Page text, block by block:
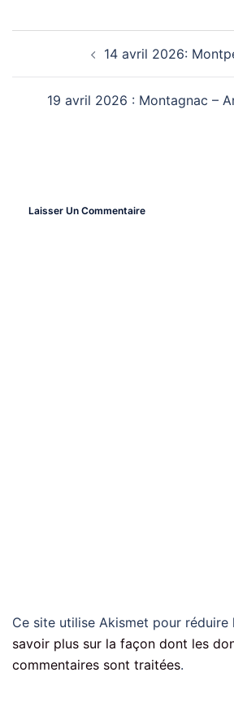
Navigation14 avril 2026:
19 avril 2026 : Montagnac –
Laisser Un Commentaire
Ce site utilise Akismet pour réduire
savoir plus sur la façon dont les
commentaires sont traitées.